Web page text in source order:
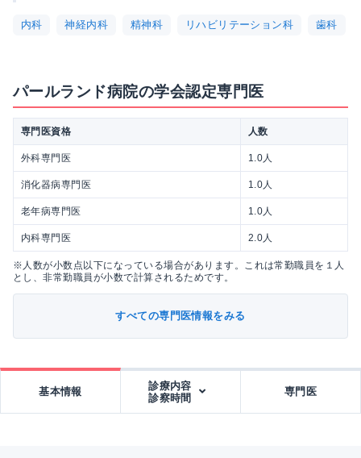
内科 神経内科 精神科 リハビリテーション科 歯科
パールランド病院の学会認定専門医
専門医資格 人数
外科専門医 1.0人
消化器病専門医 1.0人
老年病専門医 1.0人
内科専門医 2.0人
※人数が小数点以下になっている場合があります。これは常勤職員を１人
とし、非常勤職員が小数で計算されるためです。
すべての専門医情報をみる
基本情報
診療内容
診察時間
専門医